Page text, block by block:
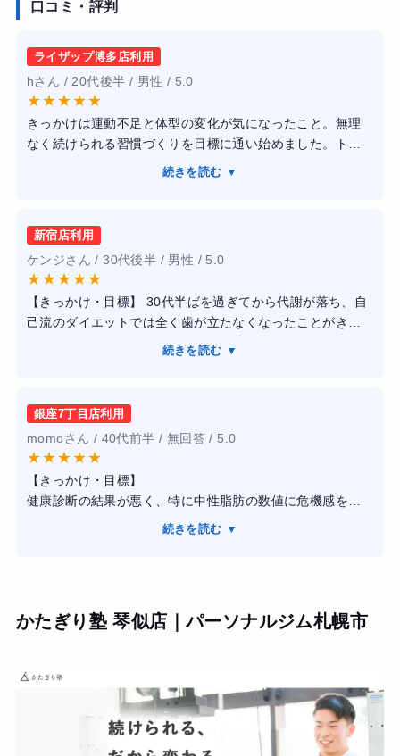
口コミ・評判
ライザップ博多店利用
hさん / 20代後半 / 男性 / 5.0
★★★★★
きっかけは運動不足と体型の変化が気になったこと。無理
なく続けられる習慣づくりを目標に通い始めました。トレ
ーニングは個人のレベルに合わせて調整してくれ、フォー
く減っていませんが、体が引き締まり、運動する習慣が自
然と身につきました。通いやすい雰囲気で、無理な追い込
みがないのが良い点です。体調や予定に合わせて調整して
くれるので、継続が苦手な人にも向いていると感じまし
た。
続きを読む ▼
新宿店利用
ケンジさん / 30代後半 / 男性 / 5.0
★★★★★
【きっかけ・目標】 30代半ばを過ぎてから代謝が落ち、自
己流のダイエットでは全く歯が立たなくなったことがきっ
かけです。健康診断の結果も悪く、「人生で一度は腹筋を
【感想】 トレーニングは週2回で、限界の少し先を攻める絶
妙な強度設定でした。トレーナーさんは解剖学的な知識が
豊富で、「今どこの筋肉を使っているか」を論理的に説明
してくれるため、納得感を持って取り組めました。また、
毎日の食事報告が非常に役立ちました。単に制限するだけ
でなく「何を食べるべきか」を細かく指導してくれるた
肪率は10%近く落ち、目標だった腹筋のラインが見えるま
でになりました。一番の収穫は、正しい食事の知識が身に
きるようになり、卒業後もリバウンドせずに体型を維持で
きています。料金は安くありませんが、一過性のものでは
ない「一生モノの習慣」が手に入ったので、投資価値は十
分にあると感じています。
続きを読む ▼
銀座7丁目店利用
momoさん / 40代前半 / 無回答 / 5.0
★★★★★
【きっかけ・目標】
健康診断の結果が悪く、特に中性脂肪の数値に危機感を覚
えたのが入会の動機です。自力でのダイエットに限界を感
なホスピタリティに溢れていました。トレーニングは非常
を使った毎日の食事報告が想像以上に効果的でした。専属
トレーナーから届く詳細なフィードバックにより、栄養学
的な知識が自然と身につき、漫然と食べていた食生活が劇
的に見直されました。
続きを読む ▼
かたぎり塾 琴似店｜パーソナルジム札幌市